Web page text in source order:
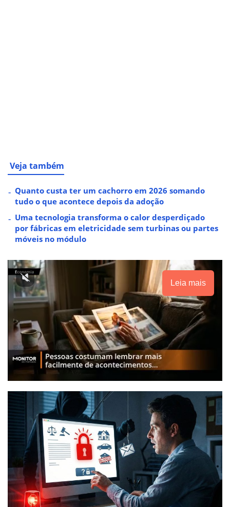
Veja também
Quanto custa ter um cachorro em 2026 somando
tudo o que acontece depois da adoção
Uma tecnologia transforma o calor desperdiçado
por fábricas em eletricidade sem turbinas ou partes
móveis no módulo
Leia mais